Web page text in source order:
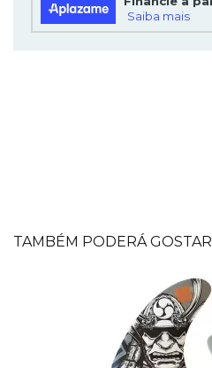
TAMBÉM PODERÁ GOSTAR